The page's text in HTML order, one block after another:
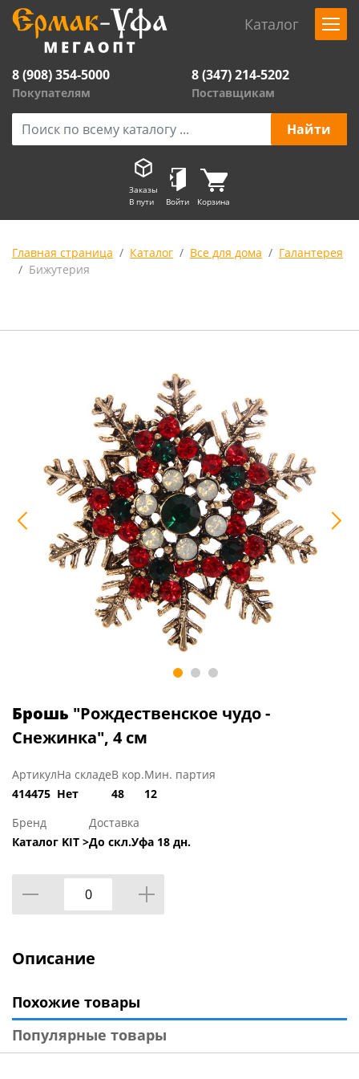
Каталог
8 (908) 354-5000
Покупателям
8 (347) 214-5202
Поставщикам
Заказы
В пути
Войти Корзина
Главная страница Каталог Все для дома
Галантерея
Бижутерия
Брошь "Рождественское чудо -
Снежинка", 4 см
Артикул
414475
На складе
Нет
В кор.
48
Мин. партия
12
Бренд
Каталог KIT >
Доставка
До скл.Уфа 18 дн.
Описание
Похожие товары
Популярные товары